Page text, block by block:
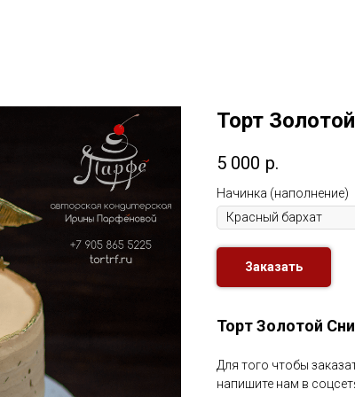
Торт
5 000 р.
Начинка (наполнение)
Заказать
Торт Золотой
Для того чтобы
напишите нам в